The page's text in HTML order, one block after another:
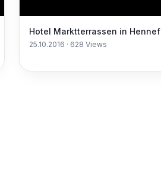
Hotel Marktterrassen in Hennef
25.10.2016 · 628 Views